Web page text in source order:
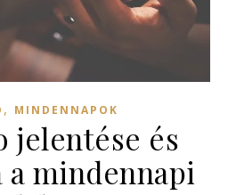
, MINDENNAPOK
jelentése és
a mindennapi